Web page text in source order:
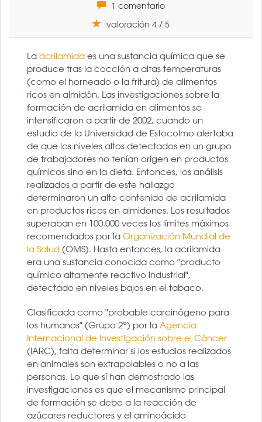
1 comentario
valoración 4 / 5
La acrilamida es una sustancia química que se
produce tras la cocción a altas temperaturas
(como el horneado o la fritura) de alimentos
ricos en almidón. Las investigaciones sobre la
formación de acrilamida en alimentos se
intensificaron a partir de 2002, cuando un
estudio de la Universidad de Estocolmo alertaba
de que los niveles altos detectados en un grupo
de trabajadores no tenían origen en productos
químicos sino en la dieta. Entonces, los análisis
realizados a partir de este hallazgo
determinaron un alto contenido de acrilamida
en productos ricos en almidones. Los resultados
superaban en 100.000 veces los límites máximos
recomendados por la Organización Mundial de
la Salud (OMS). Hasta entonces, la acrilamida
era una sustancia conocida como "producto
químico altamente reactivo industrial",
detectado en niveles bajos en el tabaco.
Clasificada como "probable carcinógeno para
los humanos" (Grupo 2ª) por la Agencia
Internacional de Investigación sobre el Cáncer
(IARC), falta determinar si los estudios realizados
en animales son extrapolables o no a las
personas. Lo que sí han demostrado las
investigaciones es que el mecanismo principal
de formación se debe a la reacción de
azúcares reductores y el aminoácido